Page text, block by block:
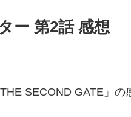
ー 第2話 感想
SECOND GATE」の